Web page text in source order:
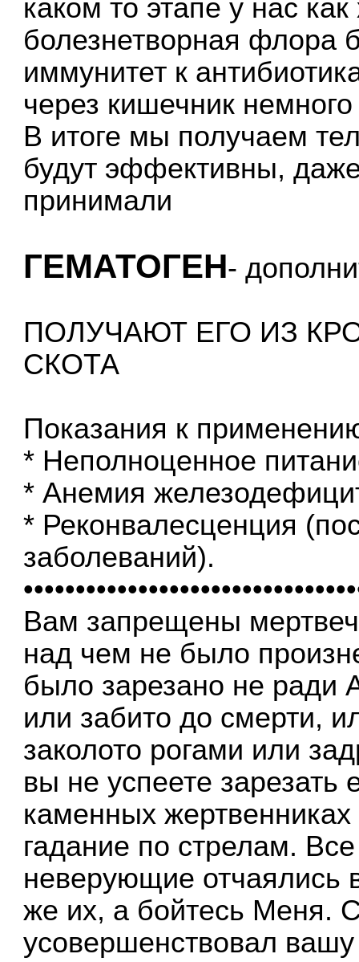
каком то этапе у нас
болезнетворная флора
иммунитет к
через кишечник
В итоге мы получаем
будут эффективны,
принимали
ГЕМАТОГЕН-
ПОЛУЧАЮТ ЕГО ИЗ
СКОТА
Показания к
* Неполноценное
* Анемия
* Реконвалесценция
заболеваний).
Вам запрещены
над чем не было
было зарезано не ради
или забито до смерти,
заколото рогами или
вы не успеете зарезать
каменных
гадание по стрелам.
неверующие отчаялись
же их, а бойтесь Меня.
усовершенствовал